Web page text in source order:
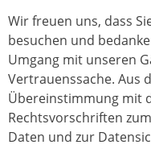
Wir freuen uns, dass
besuchen und
Umgang mit unseren
Vertrauenssache. Aus
Übereinstimmung mit
Rechtsvorschriften
Daten und zur